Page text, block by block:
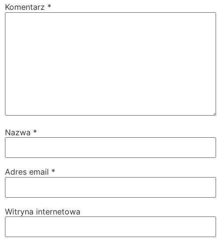
Komentarz *
Nazwa *
Adres email *
Witryna internetowa